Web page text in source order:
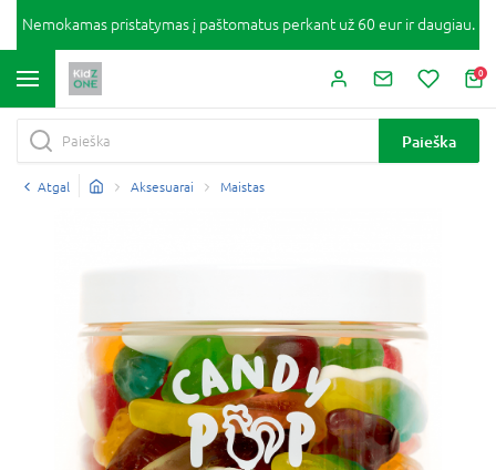
Nemokamas pristatymas į paštomatus perkant už 60 eur ir daugiau.
0
Paieška
Atgal Aksesuarai Maistas